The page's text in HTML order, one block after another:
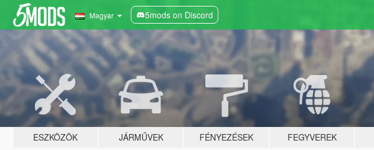
Magyar 5mods on Discord
ESZKÖZÖK JÁRMŰVEK FÉNYEZÉSEK FEGYVEREK